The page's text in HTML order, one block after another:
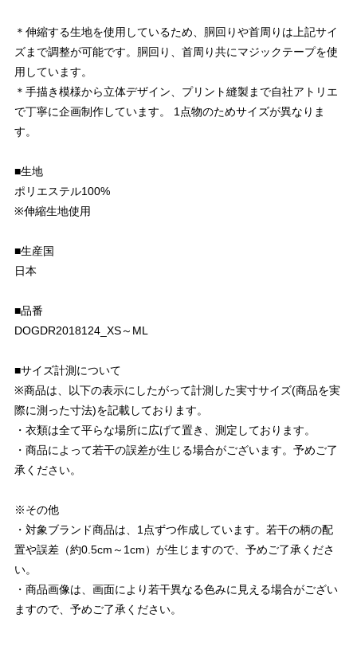
＊伸縮する生地を使用しているため、胴回りや首周りは上記サイ
ズまで調整が可能です。胴回り、首周り共にマジックテープを使
用しています。
＊手描き模様から立体デザイン、プリント縫製まで自社アトリエ
で丁寧に企画制作しています。 1点物のためサイズが異なりま
す。
■生地
ポリエステル100%
※伸縮生地使用
■生産国
日本
■品番
DOGDR2018124_XS～ML
■サイズ計測について
※商品は、以下の表示にしたがって計測した実寸サイズ(商品を実
際に測った寸法)を記載しております。
・衣類は全て平らな場所に広げて置き、測定しております。
・商品によって若干の誤差が生じる場合がございます。予めご了
承ください。
※その他
・対象ブランド商品は、1点ずつ作成しています。若干の柄の配
置や誤差（約0.5cm～1cm）が生じますので、予めご了承くださ
い。
・商品画像は、画面により若干異なる色みに見える場合がござい
ますので、予めご了承ください。